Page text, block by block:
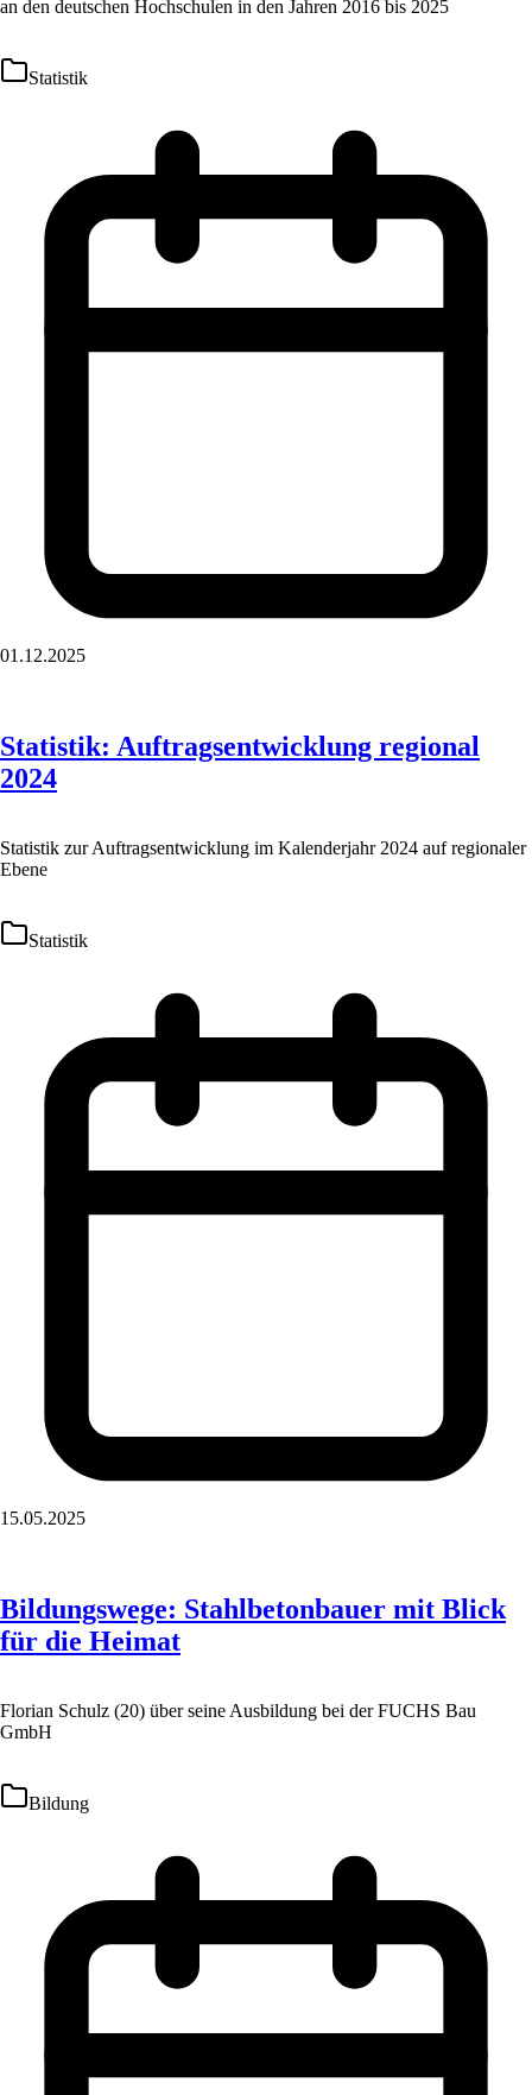
an den deutschen Hochschulen in den Jahren 2016 bis 2025
Statistik
01.12.2025
Statistik: Auftragsentwicklung regional
2024
Statistik zur Auftragsentwicklung im Kalenderjahr 2024 auf regionaler
Ebene
Statistik
15.05.2025
Bildungswege: Stahlbetonbauer mit Blick
für die Heimat
Florian Schulz (20) über seine Ausbildung bei der FUCHS Bau
GmbH
Bildung